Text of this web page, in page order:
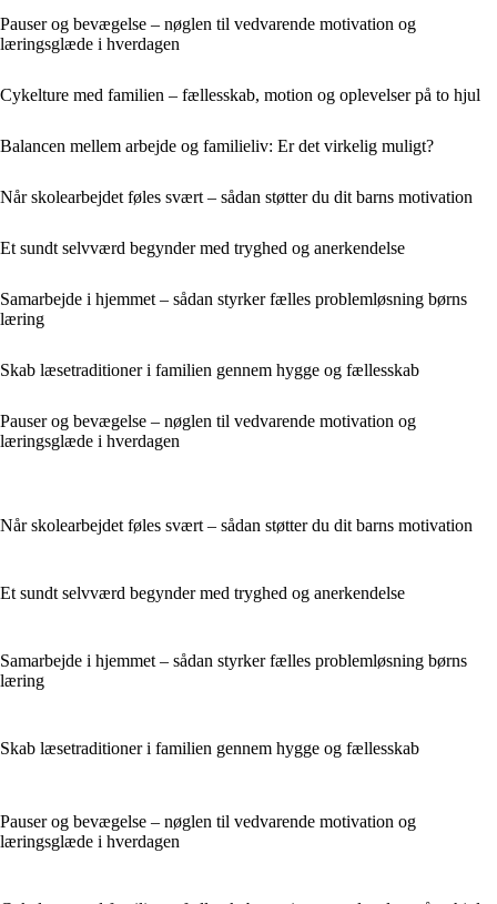
Pauser og bevægelse – nøglen til vedvarende motivation og
læringsglæde i hverdagen
Cykelture med familien – fællesskab, motion og oplevelser på to hjul
Balancen mellem arbejde og familieliv: Er det virkelig muligt?
Når skolearbejdet føles svært – sådan støtter du dit barns motivation
Et sundt selvværd begynder med tryghed og anerkendelse
Samarbejde i hjemmet – sådan styrker fælles problemløsning børns
læring
Skab læsetraditioner i familien gennem hygge og fællesskab
Pauser og bevægelse – nøglen til vedvarende motivation og
læringsglæde i hverdagen
Når skolearbejdet føles svært – sådan støtter du dit barns motivation
Et sundt selvværd begynder med tryghed og anerkendelse
Samarbejde i hjemmet – sådan styrker fælles problemløsning børns
læring
Skab læsetraditioner i familien gennem hygge og fællesskab
Pauser og bevægelse – nøglen til vedvarende motivation og
læringsglæde i hverdagen